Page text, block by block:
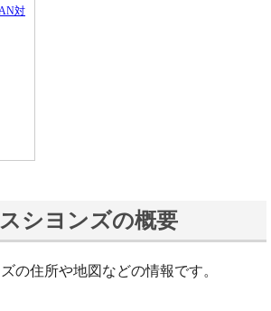
対
シヨンズの概要
の住所や地図などの情報です。